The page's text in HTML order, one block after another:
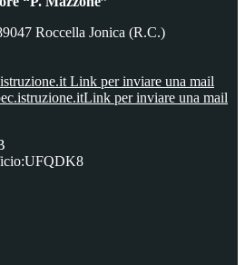
Roccella Jonica (R.C.)
Link per inviare una mail
Link per inviare una mail